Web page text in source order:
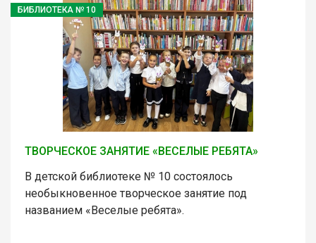
БИБЛИОТЕКА № 10
ТВОРЧЕСКОЕ ЗАНЯТИЕ «ВЕСЕЛЫЕ РЕБЯТА»
В детской библиотеке № 10 состоялось
необыкновенное творческое занятие под
названием «Веселые ребята».